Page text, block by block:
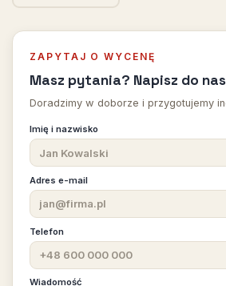
ZAPYTAJ O WYCENĘ
Masz pytania? Napisz do nas
Doradzimy w doborze i przygotujemy
Imię i nazwisko
Adres e-mail
Telefon
Wiadomość